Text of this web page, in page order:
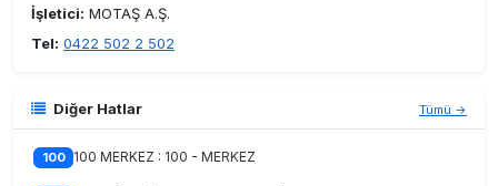
İşletici: MOTAŞ A.Ş.
Tel: 0422 502 2 502
Diğer Hatlar Tümü →
100 100 MERKEZ : 100 - MERKEZ